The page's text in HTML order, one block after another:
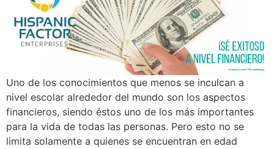
Uno de los conocimientos que menos se inculcan a
nivel escolar alrededor del mundo son los aspectos
financieros, siendo éstos uno de los más importantes
para la vida de todas las personas. Pero esto no se
limita solamente a quienes se encuentran en edad